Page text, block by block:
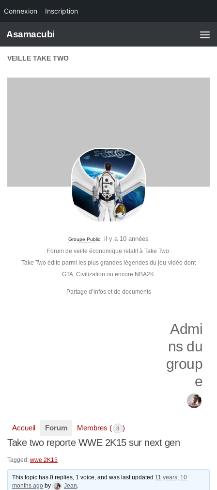
Connexion Inscription
Skip to content
Asamacubi
VEILLE TAKE TWO
Groupe Public il y a 10 années
Forum de veille économique relatif à Take Two.
Take Two édite parmi les plus grandes légendes du jeu-vidéo dont
GTA, Civilization ou encore NBA2K.
Partage d’infos et de documents
Admi
ns du
group
e
Accueil Forum Membres ( 8 )
Take two reporte WWE 2K15 sur next gen
Tagged: wwe 2K15
This topic has 0 replies, 1 voice, and was last updated 11 years, 10
months ago by Jean.